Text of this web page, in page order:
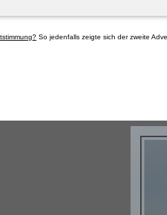
So jedenfalls zeigte sich der zweite